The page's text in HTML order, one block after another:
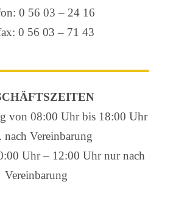
0 56 03 – 24 16
0 56 03 – 71 43
von 08:00 Uhr bis 18:00 Uhr
nach Vereinbarung
Uhr – 12:00 Uhr nur nach
Vereinbarung